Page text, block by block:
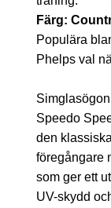
Färg:
Populära
Phelps val
Speedo
den
föregångare
som ger ett
UV-skydd